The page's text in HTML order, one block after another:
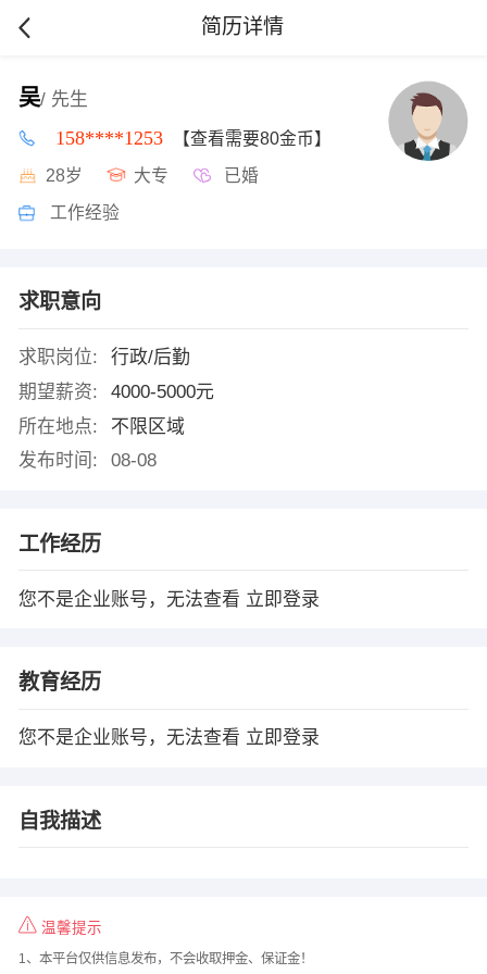
简历详情
吴/ 先生
158****1253 【查看需要80金币】
28岁 大专 已婚
工作经验
求职意向
求职岗位:
行政/后勤
期望薪资:
4000-5000元
所在地点:
不限区域
发布时间:
08-08
工作经历
您不是企业账号，无法查看 立即登录
教育经历
您不是企业账号，无法查看 立即登录
自我描述
温馨提示
1、本平台仅供信息发布，不会收取押金、保证金！